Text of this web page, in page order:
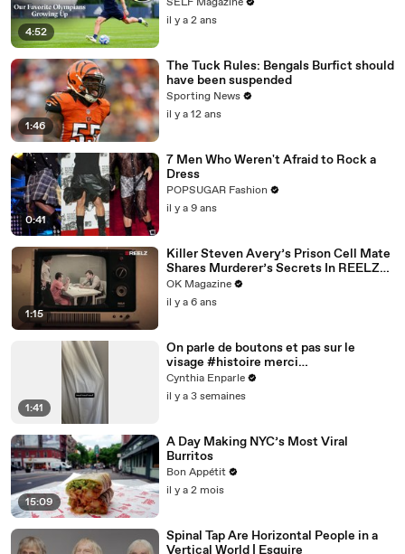
4:52
il y a 2 ans
1:46
The Tuck Rules: Bengals Burfict should
have been suspended
Sporting News
il y a 12 ans
0:41
7 Men Who Weren't Afraid to Rock a
Dress
POPSUGAR Fashion
il y a 9 ans
1:15
Killer Steven Avery’s Prison Cell Mate
Shares Murderer’s Secrets In REELZ
Doc—Watch
OK Magazine
il y a 6 ans
1:41
On parle de boutons et pas sur le
visage #histoire merci
@studio_paillette prêt*
Cynthia Enparle
il y a 3 semaines
15:09
A Day Making NYC’s Most Viral
Burritos
Bon Appétit
il y a 2 mois
Spinal Tap Are Horizontal People in a
Vertical World | Esquire